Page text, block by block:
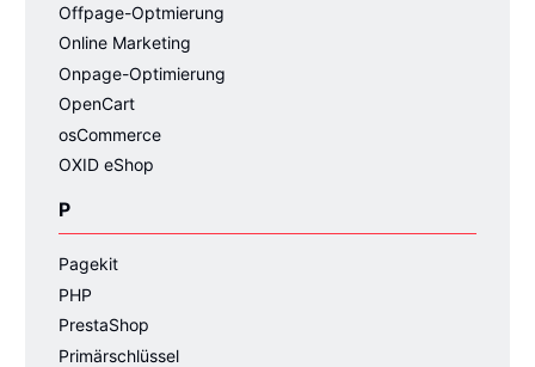
Offpage-Optmierung
Online Marketing
Onpage-Optimierung
OpenCart
osCommerce
OXID eShop
P
Pagekit
PHP
PrestaShop
Primärschlüssel